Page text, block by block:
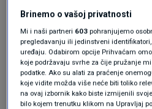
Sud ga je optužio i za
dokumentacije za
dozvole.
Okkes Kavak, koji je
Brinemo o vašoj privatnosti
Mi i naši partneri 603 pohranjujemo
pregledavanju ili jedinstveni
uređaju. Odabirom opcije Prihvaćam
koje podržavaju svrhe za čije pružanje
podatke. Ako su alati za praćenje
koje vidite možda više neće biti toliko
na ovaj izbornik kako biste izmijenili
bilo kojem trenutku klikom na Upravljaj